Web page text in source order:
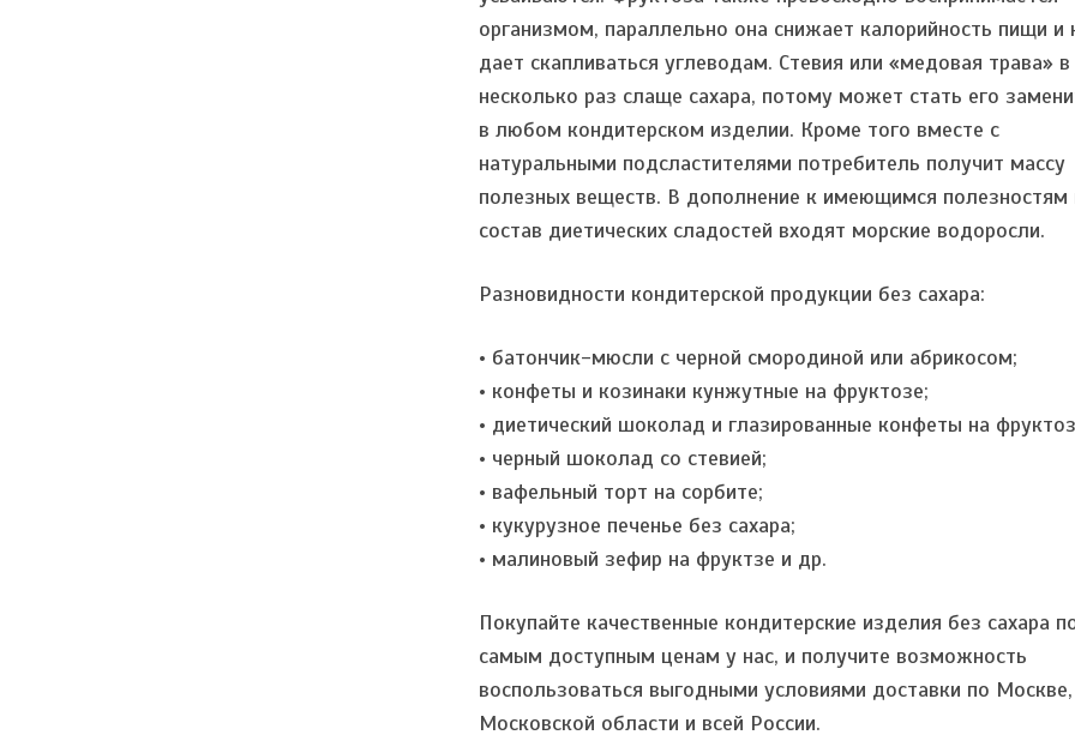
организмом, параллельно она снижает калорийность пищи и
дает скапливаться углеводам. Стевия или «медовая трава» в
несколько раз слаще сахара, потому может стать его
в любом кондитерском изделии. Кроме того вместе с
натуральными подсластителями потребитель получит массу
полезных веществ. В дополнение к имеющимся полезностям
состав диетических сладостей входят морские водоросли.
Разновидности кондитерской продукции без сахара:
• батончик-мюсли с черной смородиной или абрикосом;
• конфеты и козинаки кунжутные на фруктозе;
• диетический шоколад и глазированные конфеты на
• черный шоколад со стевией;
• вафельный торт на сорбите;
• кукурузное печенье без сахара;
• малиновый зефир на фруктзе и др.
Покупайте качественные кондитерские изделия без сахара
самым доступным ценам у нас, и получите возможность
воспользоваться выгодными условиями доставки по Москве,
Московской области и всей России.